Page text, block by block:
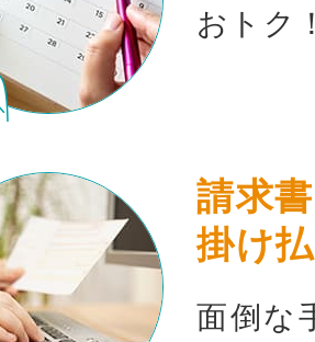
おトク
請求
掛け
面倒な